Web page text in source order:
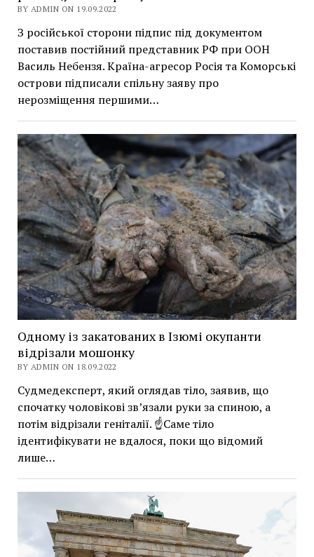
BY ADMIN ON 19.09.2022
З російської сторони підпис під документом
поставив постійний представник РФ при ООН
Василь Небензя. Країна-агресор Росія та Коморські
острови підписали спільну заяву про
нерозміщення першими…
Одному із закатованих в Ізюмі окупанти
відрізали мошонку
BY ADMIN ON 18.09.2022
Судмедексперт, який оглядав тіло, заявив, що
спочатку чоловікові зв’язали руки за спиною, а
потім відрізали геніталії. ☝️Саме тіло
ідентифікувати не вдалося, поки що відомий
лише…